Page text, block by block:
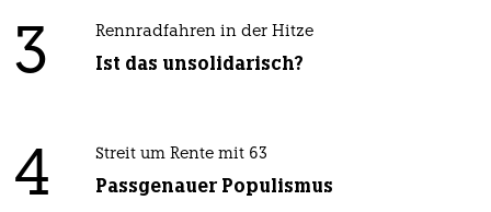
3 Rennradfahren in der Hitze
Ist das unsolidarisch?
4 Streit um Rente mit 63
Passgenauer Populismus